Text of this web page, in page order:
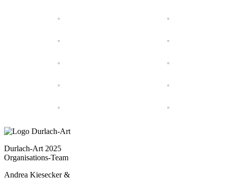
Durlach-Art 2025
Organisations-Team
Andrea Kiesecker &